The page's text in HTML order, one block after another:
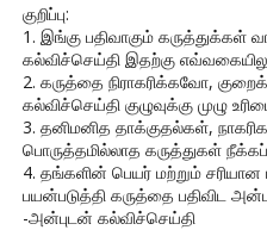
குறிப்பு:
1. இங்கு பதிவாகும்
கல்விச்செய்தி இதற்கு
2. கருத்தை நிராகரிக்கவோ,
கல்விச்செய்தி குழுவுக்கு முழு
3. தனிமனித தாக்குதல்கள்,
பொருத்தமில்லாத கருத்துகள்
4. தங்களின் பெயர் மற்றும்
பயன்படுத்தி கருத்தை பதிவிட
-அன்புடன் கல்விச்செய்தி